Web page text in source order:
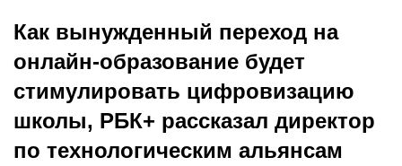
Как вынужденный переход на
онлайн-образование будет
стимулировать цифровизацию
школы, РБК+ рассказал директор
по технологическим альянсам